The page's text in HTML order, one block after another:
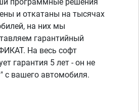
что всё нормально и
к ним
вы лучшие!
команде за отличную
отличный, рекомендую!
и откатаны на тысячах
на них мы
гарантийный
На весь софт
гарантия 5 лет - он не
с вашего автомобиля.